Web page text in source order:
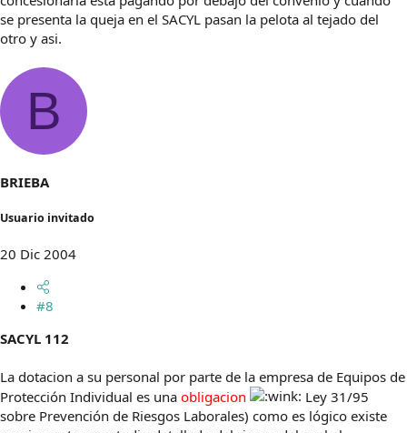
se presenta la queja en el SACYL pasan la pelota al tejado del
otro y asi.
B
BRIEBA
Usuario invitado
20 Dic 2004
#8
SACYL 112
La dotacion a su personal por parte de la empresa de Equipos de
Protección Individual es una obligacion
Ley 31/95
sobre Prevención de Riesgos Laborales) como es lógico existe